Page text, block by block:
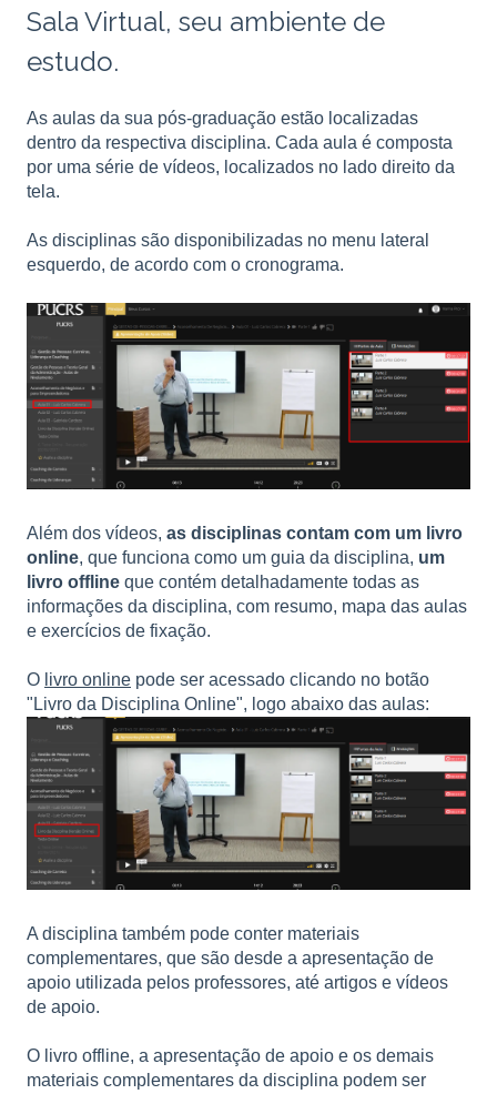
Sala Virtual, seu ambiente de
estudo.
As aulas da sua pós-graduação estão localizadas
dentro da respectiva disciplina. Cada aula é composta
por uma série de vídeos, localizados no lado direito da
tela.
As disciplinas são disponibilizadas no menu lateral
esquerdo, de acordo com o cronograma.
Além dos vídeos, as disciplinas contam com um livro
online, que funciona como um guia da disciplina, um
livro offline que contém detalhadamente todas as
informações da disciplina, com resumo, mapa das aulas
e exercícios de fixação.
O livro online pode ser acessado clicando no botão
"Livro da Disciplina Online", logo abaixo das aulas:
A disciplina também pode conter materiais
complementares, que são desde a apresentação de
apoio utilizada pelos professores, até artigos e vídeos
de apoio.
O livro offline, a apresentação de apoio e os demais
materiais complementares da disciplina podem ser